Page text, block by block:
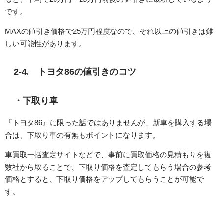
です。
MAXの値引き価格で25万円程度なので、それ以上の値引きは難
しい可能性があります。
2-4. トヨタ86の値引きのコツ
・下取り車
『トヨタ86』に限った話ではありませんが、新車を購入する場
合は、下取り車の有無もポイントになります。
車買取一括査定サイトなどで、事前に買取価格の見積もりを複
数社から取ることで、下取り価格を査定してもらう場合の参考
価格とすると、下取り価格をアップしてもらうことが可能で
す。